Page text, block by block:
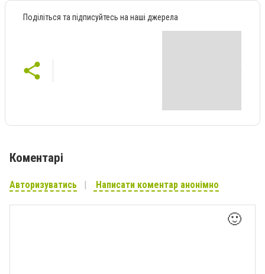
Поділіться та підписуйтесь на наші джерела
Коментарі
Авторизуватись Написати коментар анонімно
🙂